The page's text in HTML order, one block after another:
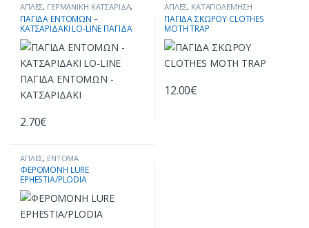
ΑΠΛΕΣ, ΓΕΡΜΑΝΙΚΗ ΚΑΤΣΑΡΙΔΑ,
ΚΑΤΑΠΟΛΕΜΗΣΗ ΕΝΤΟΜΩΝ
ΚΑΤΣΑΡΙΔΕΣ,ΠΡΟΪΟΝΤΑ ΑΝΑ
ΕΙΔΟΣ ΕΝΤΟΜΟΥ,ΣΥΣΚΕΥΕΣ
ΠΑΓΙΔΑ ΕΝΤΟΜΩΝ –
ΚΑΤΣΑΡΙΔΑΚΙ LO-LINE ΠΑΓΙΔΑ
ΕΝΤΟΜΩΝ – ΚΑΤΣΑΡΙΔΑΚΙ
2.70€
ΑΠΛΕΣ, ΚΑΤΑΠΟΛΕΜΗΣΗ
ΕΝΤΟΜΩΝ,ΠΡΟΪΟΝΤΑ ΑΝΑ ΕΙΔΟΣ
ΕΝΤΟΜΟΥ,ΣΚΟΡΟΙ,ΣΥΣΚΕΥΕΣ
ΠΑΓΙΔΕΥΣΗΣ & ΕΞΟΝΤΩΣΗΣ
ΠΑΓΙΔΑ ΣΚΩΡΟΥ CLOTHES
MOTH TRAP
12.00€
ΑΠΛΕΣ, ΕΝΤΟΜΑ
ΑΠΟΘΗΚΕΥΜΕΝΩΝ ΠΡΟΙΟΝΤΩΝ
ΚΑΤΑΠΟΛΕΜΗΣΗ ΕΝΤΟΜΩΝ
ΠΡΟΪΟΝΤΑ ΑΝΑ ΕΙΔΟΣ ΕΝΤΟΜΟΥ
ΣΚΟΡΟΙ
ΕΞΟΝΤΩΣΗΣ
ΦΕΡΟΜΟΝΗ LURE
EPHESTIA/PLODIA